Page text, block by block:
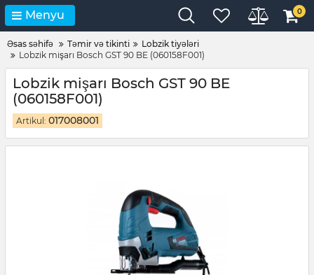
Menyu 0
Əsas səhifə Təmir və tikinti
Lobzik tiyələri
Lobzik mişarı Bosch GST 90 BE (060158F001)
Lobzik mişarı Bosch GST 90 BE
(060158F001)
Artikul: 017008001